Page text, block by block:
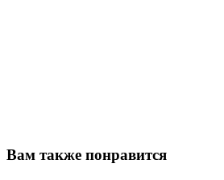
Вам также понравится